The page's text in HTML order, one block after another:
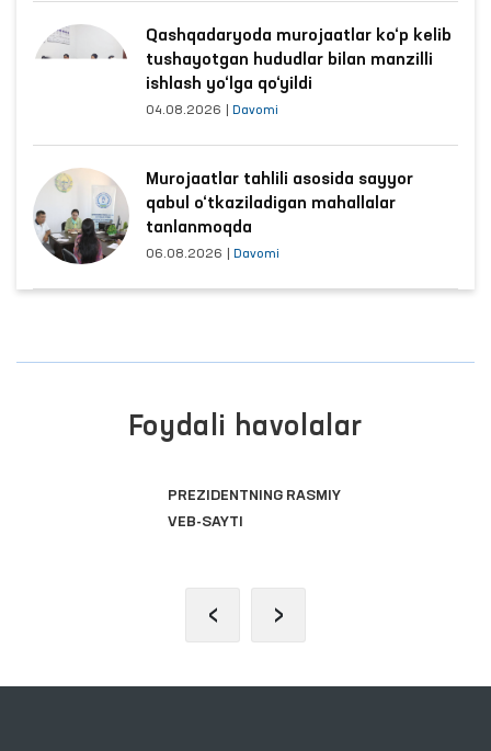
Qashqadaryoda murojaatlar ko‘p kelib
tushayotgan hududlar bilan manzilli
ishlash yo‘lga qo‘yildi
04.08.2026 Davomi
Murojaatlar tahlili asosida sayyor
qabul o‘tkaziladigan mahallalar
tanlanmoqda
06.08.2026 Davomi
Foydali havolalar
PREZIDENTNING RASMIY
VEB-SAYTI
‹ ›